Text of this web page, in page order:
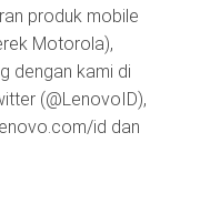
produk mobile
Motorola),
dengan kami di
(@LenovoID),
id dan